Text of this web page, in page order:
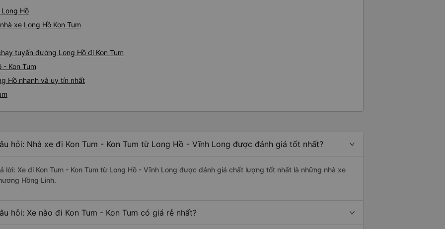
Hồ
xe Long Hồ Kon Tum
tuyến đường Long Hồ đi Kon Tum
Kon Tum
Hồ nhanh và uy tín nhất
hỏi: Nhà xe đi Kon Tum - Kon Tum từ Long Hồ - Vĩnh Long được đánh giá tốt nhất?
lời: Xe đi Kon Tum - Kon Tum từ Long Hồ - Vĩnh Long được đánh giá chất lượng tốt nhất là những nhà xe
Hồng Linh.
hỏi: Xe nào đi Kon Tum - Kon Tum có giá rẻ nhất?